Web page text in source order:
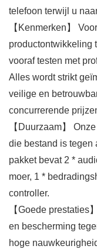
telefoon terwijl u
【Kenmerken】
productontwikkeling
vooraf testen met
Alles wordt strikt
veilige en
concurrerende
【Duurzaam】
die bestand is tegen
pakket bevat 2 *
moer, 1 *
controller.
【Goede prestaties
en bescherming
hoge